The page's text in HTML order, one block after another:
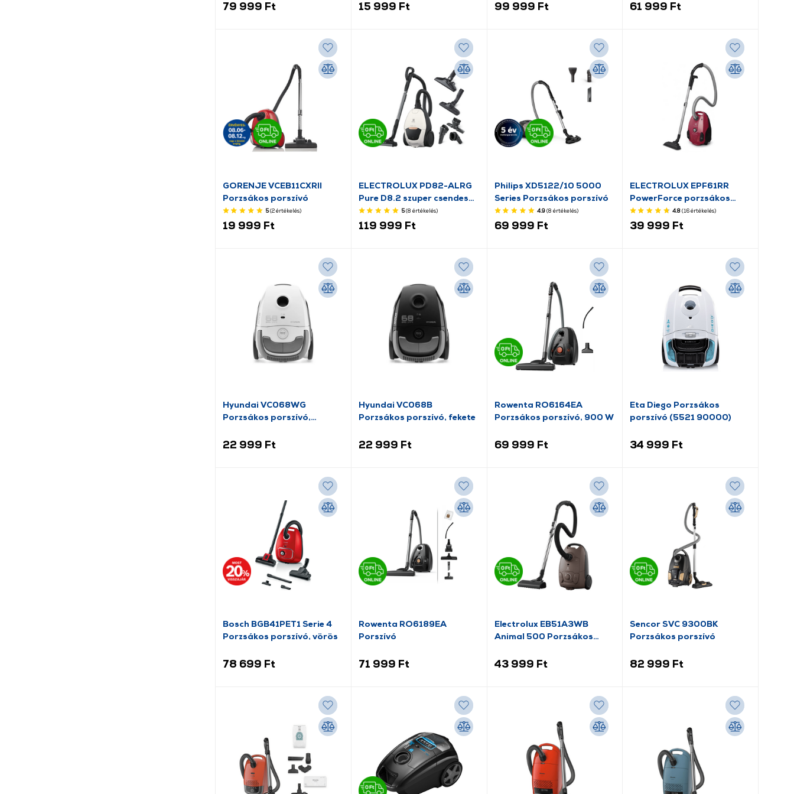
79 999 Ft 15 999 Ft 99 999 Ft 61 999 Ft
GORENJE VCEB11CXRII
Porzsákos porszívó
5(2értékelés)
19 999 Ft
ELECTROLUX PD82-ALRG
Pure D8.2 szuper csendes
porzsákos porszívó,
allergiában szenvedőknek
5(8 értékelés)
119 999 Ft
Philips XD5122/10 5000
Series Porzsákos porszívó
4.9(8 értékelés)
69 999 Ft
ELECTROLUX EPF61RR
PowerForce porzsákos
porszívó
4.8(16értékelés)
39 999 Ft
Hyundai VC068WG
Porzsákos porszívó,
22 999 Ft
Hyundai VC068B
Porzsákos porszívó, fekete
22 999 Ft
Rowenta RO6164EA
Porzsákos porszívó, 900 W
69 999 Ft
Eta Diego Porzsákos
porszívó (5521 90000)
34 999 Ft
Bosch BGB41PET1 Serie 4
Porzsákos porszívó, vörös
78 699 Ft
Rowenta RO6189EA
Porszívó
71 999 Ft
Electrolux EB51A3WB
Animal 500 Porzsákos
43 999 Ft
Sencor SVC 9300BK
Porzsákos porszívó
82 999 Ft